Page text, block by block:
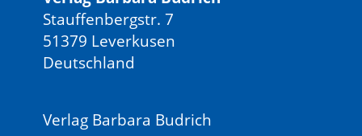
Stauffenbergstr. 7
51379 Leverkusen
Deutschland
Verlag Barbara Budrich